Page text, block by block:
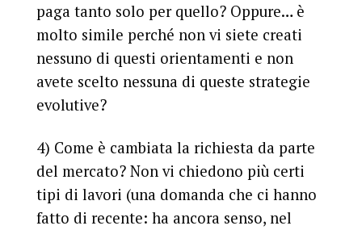
paga tanto solo per quello? Oppure… è
molto simile perché non vi siete creati
nessuno di questi orientamenti e non
avete scelto nessuna di queste strategie
evolutive?
4) Come è cambiata la richiesta da parte
del mercato?Non vi chiedono più certi
tipi di lavori (una domanda che ci hanno
fatto di recente: ha ancora senso, nel